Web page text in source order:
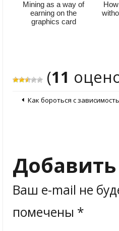
Mining as a way of
earning on the
graphics card
(11
Как бороться с
Ваш e-mail не
помечены *